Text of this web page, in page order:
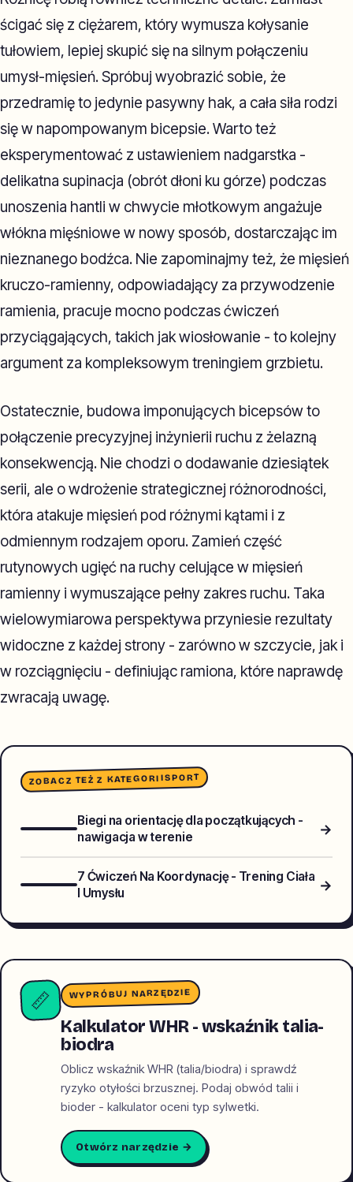
ścigać się z ciężarem, który wymusza kołysanie
tułowiem, lepiej skupić się na silnym połączeniu
umysł-mięsień. Spróbuj wyobrazić sobie, że
przedramię to jedynie pasywny hak, a cała siła rodzi
się w napompowanym bicepsie. Warto też
eksperymentować z ustawieniem nadgarstka -
delikatna supinacja (obrót dłoni ku górze) podczas
unoszenia hantli w chwycie młotkowym angażuje
włókna mięśniowe w nowy sposób, dostarczając im
nieznanego bodźca. Nie zapominajmy też, że mięsień
kruczo-ramienny, odpowiadający za przywodzenie
ramienia, pracuje mocno podczas ćwiczeń
przyciągających, takich jak wiosłowanie - to kolejny
argument za kompleksowym treningiem grzbietu.
Ostatecznie, budowa imponujących bicepsów to
połączenie precyzyjnej inżynierii ruchu z żelazną
konsekwencją. Nie chodzi o dodawanie dziesiątek
serii, ale o wdrożenie strategicznej różnorodności,
która atakuje mięsień pod różnymi kątami i z
odmiennym rodzajem oporu. Zamień część
rutynowych ugięć na ruchy celujące w mięsień
ramienny i wymuszające pełny zakres ruchu. Taka
wielowymiarowa perspektywa przyniesie rezultaty
widoczne z każdej strony - zarówno w szczycie, jak i
w rozciągnięciu - definiując ramiona, które naprawdę
zwracają uwagę.
ZOBACZ TEŻ Z KATEGORIISPORT
Biegi na orientację dla początkujących -
nawigacja w terenie
→
7 Ćwiczeń Na Koordynację - Trening Ciała
I Umysłu
→
📏 WYPRÓBUJ NARZĘDZIE
Kalkulator WHR - wskaźnik talia-
biodra
Oblicz wskaźnik WHR (talia/biodra) i sprawdź
ryzyko otyłości brzusznej. Podaj obwód talii i
bioder - kalkulator oceni typ sylwetki.
Otwórz narzędzie →